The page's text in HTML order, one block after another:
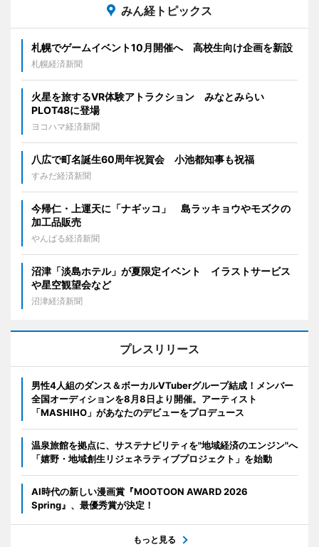
みん経トピックス
札幌でゲームイベント10月開催へ 高校生向け企画を新設
札幌経済新聞
火星を旅するVR体験アトラクション みなとみらい
PLOT48に登場
ヨコハマ経済新聞
八広で町名誕生60周年祝賀会 小池都知事も祝福
すみだ経済新聞
今帰仁・上運天に「ナギッコ」 島ラッキョウやモズクの
加工品販売
やんばる経済新聞
沼津「淡島ホテル」が夏限定イベント イラストサービス
や星空観望会など
沼津経済新聞
プレスリリース
男性4人組のダンス＆ボーカルVTuberグループ結成！メンバー
全国オーディションを8月8日より開催。アーティスト
「MASHIHO」があなたのデビューをプロデュース
温泉旅館を拠点に、サステナビリティを"地域経済のエンジン"へ
「嬉野・地域創生リジェネラティブプロジェクト」を始動
AI時代の新しい漫画賞『MOOTOON AWARD 2026
Spring』、最優秀賞が決定！
もっと見る